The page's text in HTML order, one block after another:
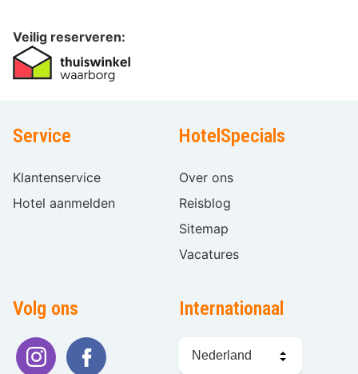
Veilig reserveren:
Service
Klantenservice
Hotel aanmelden
HotelSpecials
Over ons
Reisblog
Sitemap
Vacatures
Volg ons Internationaal
kiezen